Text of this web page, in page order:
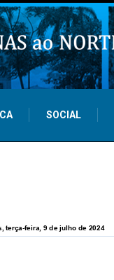
SOCIAL